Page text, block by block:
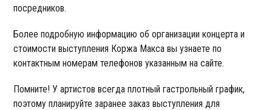
посредников.
Более подробную информацию об организации концерта и
стоимости выступления Коржа Макса вы узнаете по
контактным номерам телефонов указанным на сайте.
Помните! У артистов всегда плотный гастрольный график,
поэтому планируйте заранее заказ выступления для